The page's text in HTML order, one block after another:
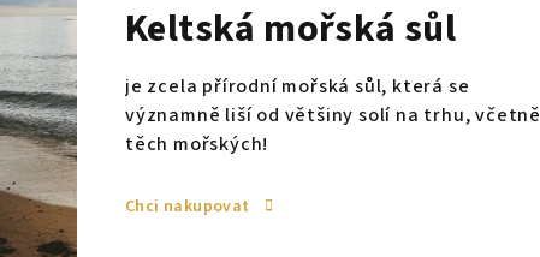
Keltská mořská sůl
je zcela přírodní mořská sůl, která se
významně liší od většiny solí na trhu, včetně
těch mořských!
Chci nakupovat